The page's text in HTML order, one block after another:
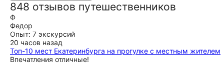
848 отзывов путешественников
Ф
Федор
Опыт: 7 экскурсий
20 часов назад
Топ-10 мест Екатеринбурга на прогулке с местным жителем
Впечатления отличные!